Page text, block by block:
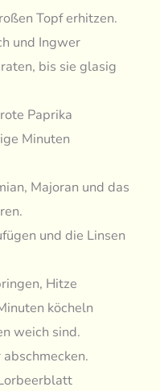
Topf erhitzen.
und Ingwer
bis sie glasig
Paprika
Minuten
Majoran und das
und die Linsen
Hitze
köcheln
weich sind.